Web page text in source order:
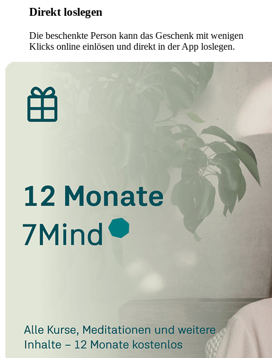
Direkt loslegen
Die beschenkte Person kann das Geschenk mit wenigen
Klicks online einlösen und direkt in der App loslegen.